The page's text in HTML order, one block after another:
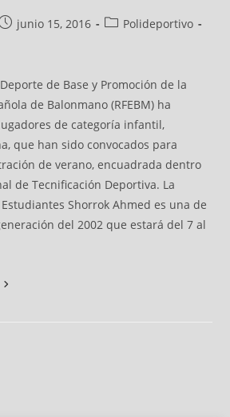
junio 15, 2016
Polideportivo
de Base y Promoción de la
de Balonmano (RFEBM) ha
de categoría infantil,
que han sido convocados para
de verano, encuadrada dentro
de Tecnificación Deportiva. La
Shorrok Ahmed es una de
del 2002 que estará del 7 al